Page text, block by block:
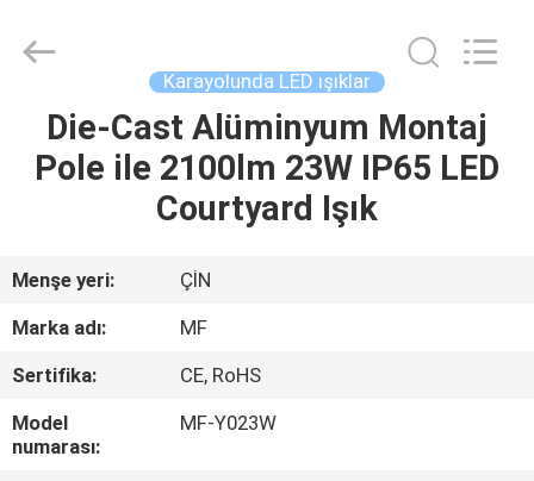
VIDEOLAR
FABRIKA
Lighting
Co.,Ltd..
Reserved.
Karayolunda LED ışıklar
Die-Cast Alüminyum Montaj
Pole ile 2100lm 23W IP65 LED
Courtyard Işık
Menşe yeri:
ÇİN
Marka adı:
MF
Sertifika:
CE, RoHS
Model
numarası:
MF-Y023W